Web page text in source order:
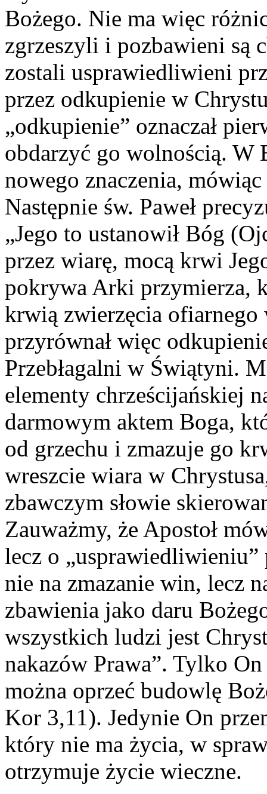
Bożego. Nie ma więc
zgrzeszyli i pozbawieni są
zostali usprawiedliwieni
przez odkupienie w
„odkupienie” oznaczał
obdarzyć go wolnością. W
nowego znaczenia,
Następnie św. Paweł
„Jego to ustanowił Bóg
przez wiarę, mocą krwi
pokrywa Arki przymierza,
krwią zwierzęcia ofiarnego
przyrównał więc
Przebłagalni w Świątyni.
elementy chrześcijańskiej
darmowym aktem Boga,
od grzechu i zmazuje go
wreszcie wiara w
zbawczym słowie
Zauważmy, że Apostoł
lecz o „usprawiedliwieniu”
nie na zmazanie win, lecz
zbawienia jako daru
wszystkich ludzi jest
nakazów Prawa”. Tylko
można oprzeć budowlę
Kor 3,11). Jedynie On
który nie ma życia, w
otrzymuje życie wieczne.